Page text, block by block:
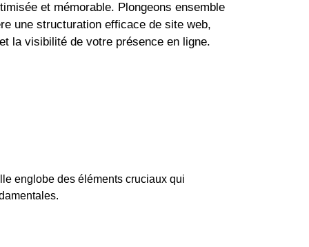
et mémorable. Plongeons ensemble
une structuration efficace de site web,
la visibilité de votre présence en ligne.
englobe des éléments cruciaux qui